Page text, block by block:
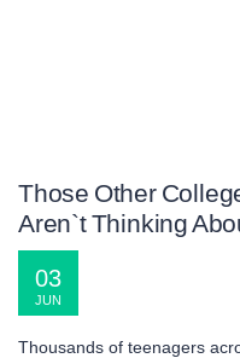
Those Other
Aren`t Thinking
03
JUN
Thousands of teenagers